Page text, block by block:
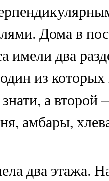
Дома в
имели два
из которых
а второй
амбары,
два этажа.